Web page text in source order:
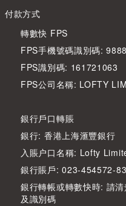
付款方式
轉數快 FPS
FPS手機號碼識別碼:
FPS識別碼: 161721063
FPS公司名稱: LOFTY
銀行戶口轉賬
銀行: 香港上海滙豐銀行
入賬户口名稱: Lofty
銀行賬戶: 023-454572-
銀行轉帳或轉數快時: 請
及識別碼